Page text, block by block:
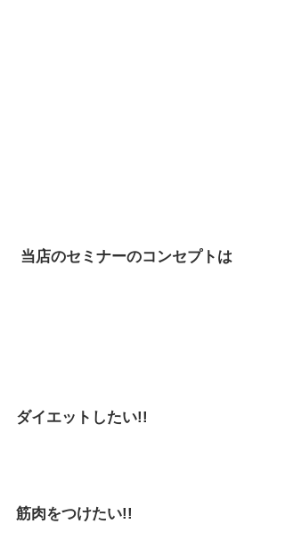
当店のセミナーのコンセプトは
ダイエットしたい!!
筋肉をつけたい!!